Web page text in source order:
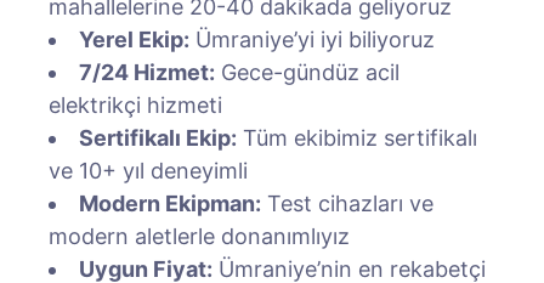
mahallelerine 20-40 dakikada geliyoruz
Yerel Ekip: Ümraniye’yi iyi biliyoruz
7/24 Hizmet: Gece-gündüz acil
elektrikçi hizmeti
Sertifikalı Ekip: Tüm ekibimiz sertifikalı
ve 10+ yıl deneyimli
Modern Ekipman: Test cihazları ve
modern aletlerle donanımlıyız
Uygun Fiyat: Ümraniye’nin en rekabetçi